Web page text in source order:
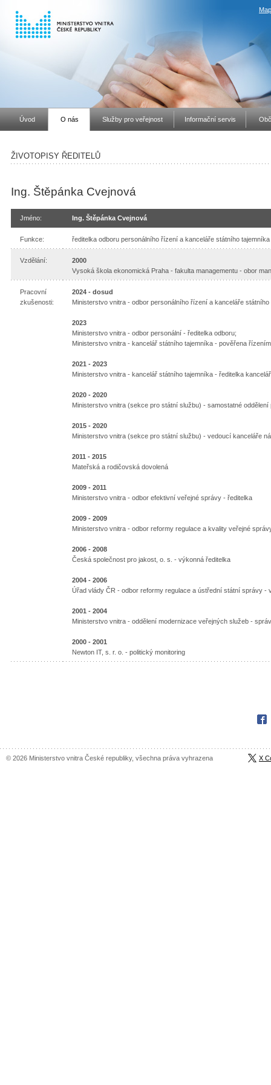
Úvod O nás Služby pro veřejnost Informační servis
ŽIVOTOPISY ŘEDITELŮ
Ing. Štěpánka Cvejnová
Jméno: Ing. Štěpánka Cvejnová
Funkce: ředitelka odboru personálního řízení a kanceláře státního
Vzdělání:
2000
Vysoká škola ekonomická Praha - fakulta managementu - obor
Pracovní
zkušenosti:
2024 - dosud
Ministerstvo vnitra - odbor personálního řízení a kanceláře
2023
Ministerstvo vnitra - odbor personální - ředitelka odboru;
Ministerstvo vnitra - kancelář státního tajemníka - pověřena řízením
2021 - 2023
Ministerstvo vnitra - kancelář státního tajemníka - ředitelka
2020 - 2020
Ministerstvo vnitra (sekce pro státní službu) - samostatné
2015 - 2020
Ministerstvo vnitra (sekce pro státní službu) - vedoucí kanceláře
2011 - 2015
Mateřská a rodičovská dovolená
2009 - 2011
Ministerstvo vnitra - odbor efektivní veřejné správy - ředitelka
2009 - 2009
Ministerstvo vnitra - odbor reformy regulace a kvality veřejné
2006 - 2008
Česká společnost pro jakost, o. s. - výkonná ředitelka
2004 - 2006
Úřad vlády ČR - odbor reformy regulace a ústřední státní správy -
2001 - 2004
Ministerstvo vnitra - oddělení modernizace veřejných služeb -
2000 - 2001
Newton IT, s. r. o. - politický monitoring
© 2026 Ministerstvo vnitra České republiky, všechna práva vyhrazena X